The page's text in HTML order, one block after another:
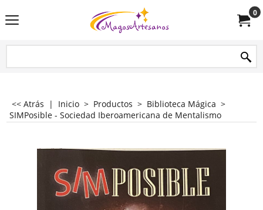
0
<< Atrás | Inicio > Productos > Biblioteca Mágica >
SIMPosible - Sociedad Iberoamericana de Mentalismo